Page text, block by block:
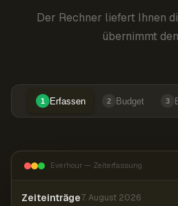
Der Rechner liefert Ihnen
übernimmt
1 Erfassen 2 Budget 3
Everhour — Zeiterfassung
Zeiteinträge7. August 2026